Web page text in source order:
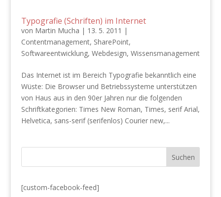
Typografie (Schriften) im Internet
von Martin Mucha | 13. 5. 2011 |
Contentmanagement, SharePoint,
Softwareentwicklung, Webdesign, Wissensmanagement
Das Internet ist im Bereich Typografie bekanntlich eine
Wüste: Die Browser und Betriebssysteme unterstützen
von Haus aus in den 90er Jahren nur die folgenden
Schriftkategorien: Times New Roman, Times, serif Arial,
Helvetica, sans-serif (serifenlos) Courier new,...
[custom-facebook-feed]